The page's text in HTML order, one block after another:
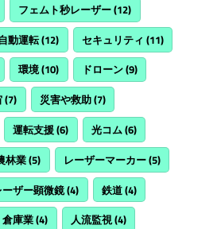
フェムト秒レーザー(12)
動運転(12) セキュリティ (11)
環境(10) ドローン(9)
(7) 災害や救助(7)
運転支援(6) 光コム(6)
林業(5) レーザーマーカー(5)
ーザー顕微鏡(4) 鉄道(4)
倉庫業(4) 人流監視(4)